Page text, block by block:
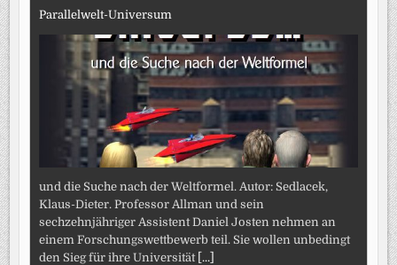
Parallelwelt-Universum
und die Suche nach der Weltformel. Autor: Sedlacek,
Klaus-Dieter. Professor Allman und sein
sechzehnjähriger Assistent Daniel Josten nehmen an
einem Forschungswettbewerb teil. Sie wollen unbedingt
den Sieg für ihre Universität [...]